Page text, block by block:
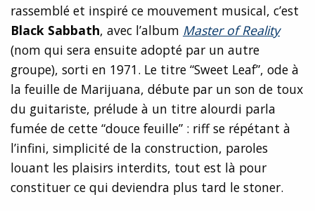
rassemblé et inspiré ce mouvement musical, c’est
Black Sabbath, avec l’album Master of Reality
(nom qui sera ensuite adopté par un autre
groupe), sorti en 1971. Le titre “Sweet Leaf”, ode à
la feuille de Marijuana, débute par un son de toux
du guitariste, prélude à un titre alourdi parla
fumée de cette “douce feuille” : riff se répétant à
l’infini, simplicité de la construction, paroles
louant les plaisirs interdits, tout est là pour
constituer ce qui deviendra plus tard le stoner.